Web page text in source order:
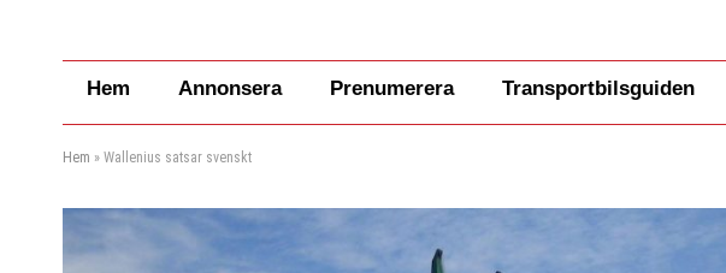
Hem Annonsera Prenumerera Transportbilsguiden
Hem » Wallenius satsar svenskt